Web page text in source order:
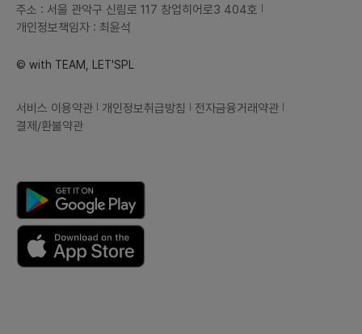
주소 : 서울 관악구 신림로 117 창업히어로3 404호
개인정보책임자 : 최윤석
© with TEAM, LET'SPL
서비스 이용약관 개인정보취급방침
전자금융거래약관
결제/환불약관